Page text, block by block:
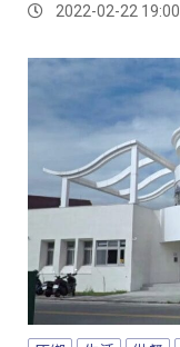
2022-02-22 19:00